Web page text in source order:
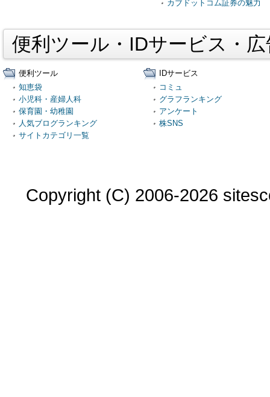
カブドットコム証券の魅力
便利ツール・IDサービス・
便利ツール
知恵袋
小児科・産婦人科
保育園・幼稚園
人気ブログランキング
サイトカテゴリ一覧
IDサービス
コミュ
グラフランキング
アンケート
株SNS
Copyright (C) 2006-2026